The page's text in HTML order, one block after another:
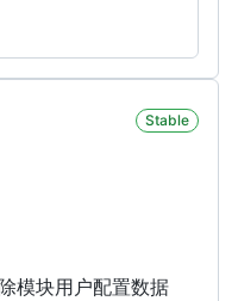
Stable
模块用户配置数据